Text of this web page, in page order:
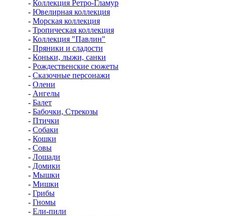
- Коллекция Ретро-Гламур
- Ювелирная коллекция
- Морская коллекция
- Тропическая коллекция
- Коллекция "Павлин"
- Пряники и сладости
- Коньки, лыжи, санки
- Рождественские сюжеты
- Сказочные персонажи
- Олени
- Ангелы
- Балет
- Бабочки, Стрекозы
- Птички
- Собаки
- Кошки
- Совы
- Лошади
- Домики
- Мышки
- Мишки
- Грибы
- Гномы
- Ели-пили